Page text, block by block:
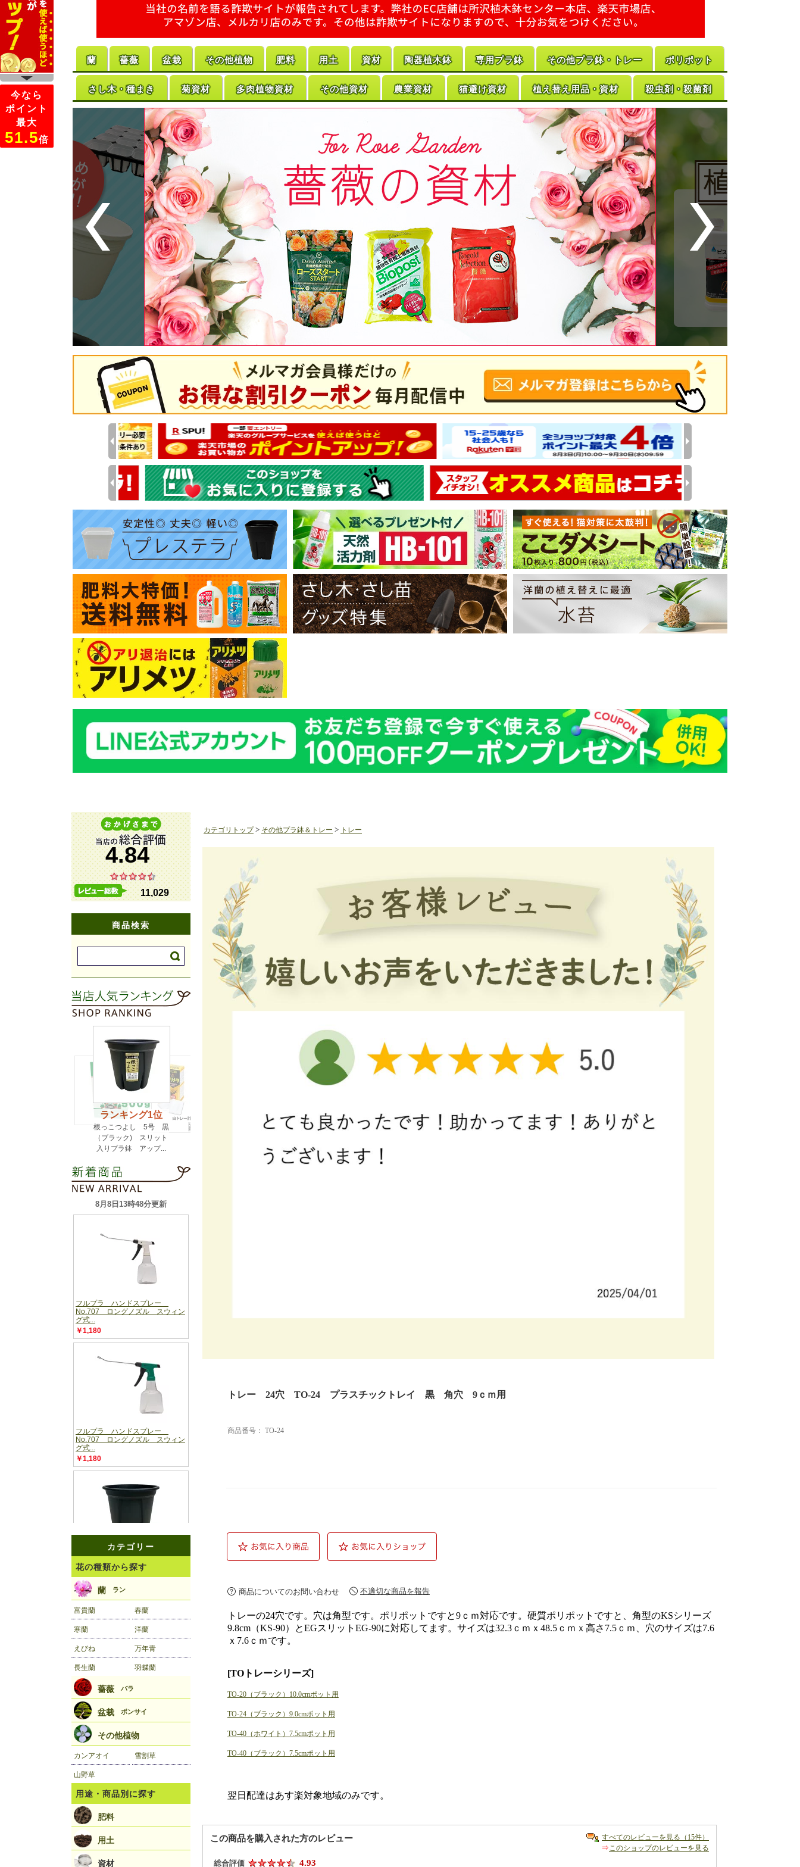
カテゴリトップ> その他プラ鉢＆トレー > トレー
トレー 24穴 TO-24 プラスチックトレイ 黒 角穴 9ｃｍ用
商品番号： TO-24
商品についてのお問い合わせ 不適切な商品を報告
トレーの24穴です。穴は角型です。ポリポットですと9ｃｍ対応です。硬質ポリポットですと、角型のKSシリーズ
9.8cm（KS-90）とEGスリットEG-90に対応してます。サイズは32.3ｃｍｘ48.5ｃｍｘ高さ7.5ｃｍ、穴のサイズは7.6
ｘ7.6ｃｍです。
[TOトレーシリーズ]
TO-20（ブラック）10.0cmポット用
TO-24（ブラック）9.0cmポット用
TO-40（ホワイト）7.5cmポット用
TO-40（ブラック）7.5cmポット用
翌日配達はあす楽対象地域のみです。
この商品を購入された方のレビュー すべてのレビューを見る（15件）
⇒このショップのレビューを見る
総合評価 4.93